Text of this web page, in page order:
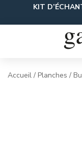
content
KIT
Accueil / Planches /